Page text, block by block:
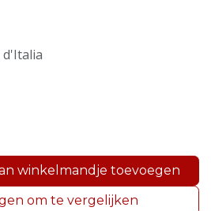
d'Italia
winkelmandje toevoegen
om te vergelijken